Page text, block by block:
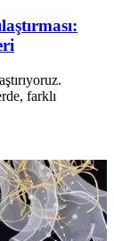
farklı